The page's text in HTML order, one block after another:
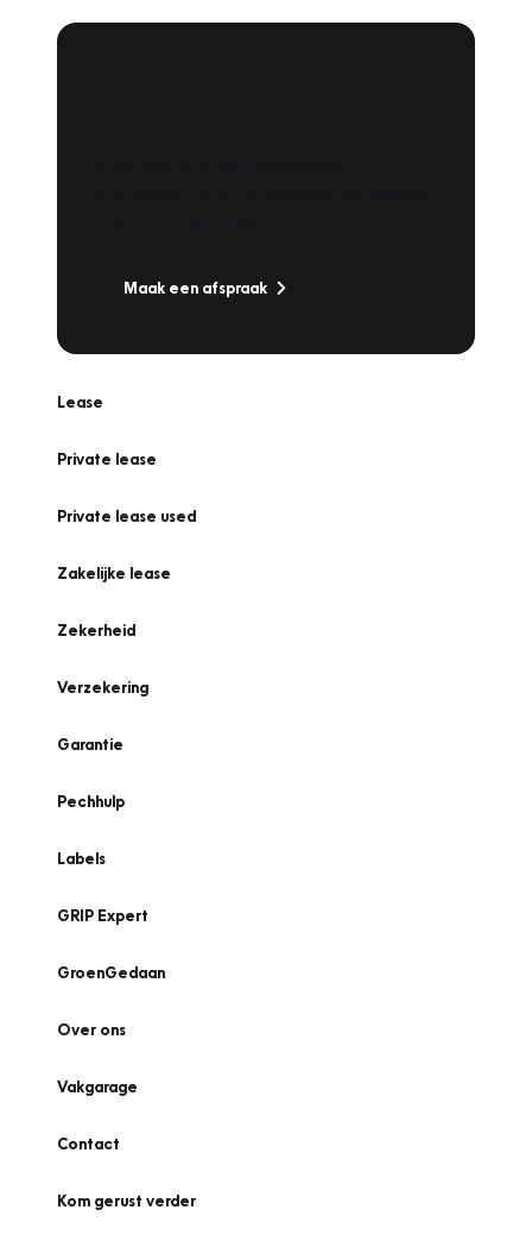
Maak een afspraak
Lease
Private lease
Private lease used
Zakelijke lease
Zekerheid
Verzekering
Garantie
Pechhulp
Labels
GRIP Expert
GroenGedaan
Over ons
Vakgarage
Contact
Kom gerust verder